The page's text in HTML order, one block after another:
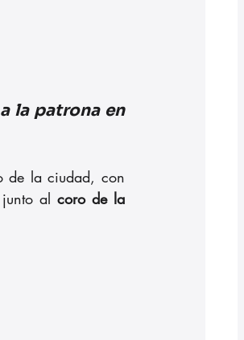
la patrona en
de la ciudad, con
al coro de la